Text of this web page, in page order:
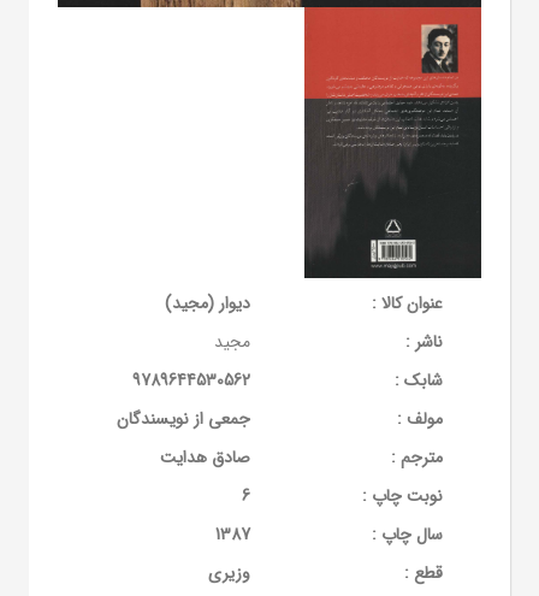
عنوان کالا :
دیوار (مجید)
ناشر :
مجید
شابک :
9789644530562
مولف :
جمعی از نویسندگان
مترجم :
صادق هدایت
نوبت چاپ :
6
سال چاپ :
1387
قطع :
وزیری